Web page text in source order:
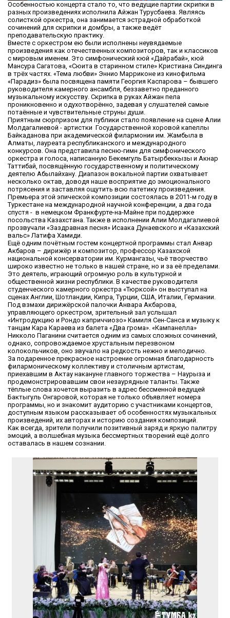
Особенностью концерта стало то, что ведущие партии скрипки в
разных произведениях исполнила Айжан Турусбаева. Являясь
солисткой оркестра, она занимается эстрадной обработкой
сочинений для скрипки и домбры, а также ведёт
преподавательскую практику.
Вместе с оркестром ею были исполнены неувядаемые
произведения как отечественных композиторов, так и классиков
с мировым именем. Это симфонический кюй «Дайрабай», кюй
Мансура Сагатова, «Сюита в старинном стиле» Кристиана Синдинга
в трёх частях. «Тема любви» Эннио Марриконе из кинофильма
«Парадиз» была посвящена памяти Георгия Каспарова – бывшего
руководителя камерного ансамбля, беззаветно преданного
музыкальному искусству. Скрипка в руках Айжан пела
проникновенно и одухотворённо, задевая у слушателей самые
потаённые и чувствительные струны души.
Приятным сюрпризом для публики стало появление на сцене Алии
Молдагалиевой - артистки Государственной хоровой капеллы
Байкаданова при академической филармонии им. Жамбыла в
Алматы, лауреата республиканского и международного
конкурсов. Она представила песню-гимн для симфонического
оркестра и голоса, написанную Бекемгуль Батырбеккызы и Акнар
Таттибай, посвящённую государственному и политическому
деятелю Абылайхану. Диапазон вокальной партии охватывает
несколько октав, доводя наше восприятие до эмоционального
потрясения и заставляя ощутить всю патетику произведения.
Премьера этой эпической композиции состоялась в 2011-м году в
Туркестане на международной научной конференции, а два года
спустя - в немецком Франкфурте-на-Майне при поддержке
посольства Казахстана. Также в исполнении Алии Молдагалиевой
прозвучали «Заздравная песня» Исаака Дунаевского и «Казахский
вальс» Латифа Хамиди.
Ещё одним почётным гостем концертной программы стал Анвар
Акбаров – дирижёр и композитор, профессор Казахской
национальной консерватории им. Курмангазы, чьё творчество
широко известно не только в нашей стране, но и за её пределами.
Это деятель, играющий огромную роль в культурной и
общественной жизни республики. В качестве руководителя
студенческого камерного оркестра «Тюрксой» он выступал на
сценах Англии, Шотландии, Кипра, Турции, США, Италии, Германии.
Под взмахи дирижёрской палочки Анвара Акбарова,
управляющего оркестром, зрительный зал услышал
«Интродукцию и Рондо каприччиозо» Камиля Сен-Санса и музыку к
танцам Кара Караева из балета «Два грома». «Кампанелла»
Никколо Паганини считается одним из самых сложных сочинений,
однако, сопровождаемое хрустальным перезвоном
колокольчиков, оно звучало на редкость нежно и мелодично.
За подаренное прекрасное настроение огромная благодарность
филармоническому коллективу и столичным артистам,
приехавшим в Актау накануне главного торжества – Наурыза и
продемонстрировавшим свои незаурядные таланты. Также
тёплые слова хочется выразить в адрес бессменной ведущей
Бактыгуль Онгаровой, которая не только объявляет номера
программы, но и знакомит аудиторию с участниками концертов,
доступным языком рассказывает об особенностях музыкальных
произведений, их авторах и историю создания композиций.
Как всегда, зрители получили позитивный заряд и яркую палитру
эмоций, а волшебная музыка бессмертных творений ещё долго
оставалась в нашем сознании.